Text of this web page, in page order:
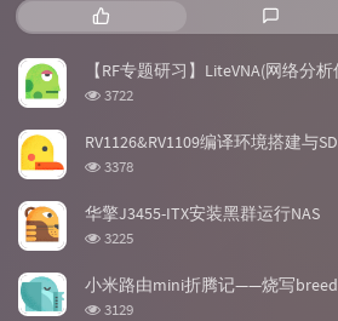
热
门
文
章
新
评
论
【RF专题研习】LiteVNA(网络分
浏
次
3722
RV1126&RV1109编译环境搭建与
浏
次
数:
3378
华擎J3455-ITX安装黑群运行NAS
浏
次
数:
3225
小米路由mini折腾记——烧写
浏
3129